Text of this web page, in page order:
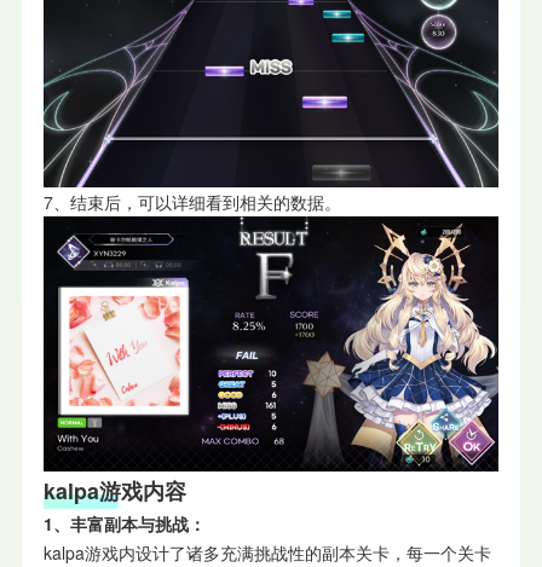
7、结束后，可以详细看到相关的数据。
kalpa游戏内容
1、丰富副本与挑战：
kalpa游戏内设计了诸多充满挑战性的副本关卡，每一个关卡